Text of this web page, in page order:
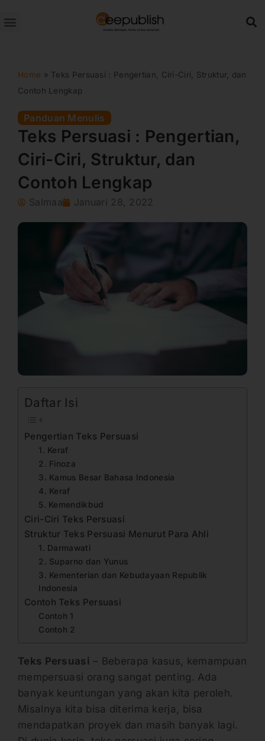
ke
Home » Teks Persuasi : Pengertian, Ciri-Ciri, Struktur, dan
Contoh Lengkap
Panduan Menulis
Teks Persuasi : Pengertian,
Ciri-Ciri, Struktur, dan
Contoh Lengkap
Salmaa Januari 28, 2022
Daftar Isi
Pengertian Teks Persuasi
1. Keraf
2. Finoza
3. Kamus Besar Bahasa Indonesia
4. Keraf
5. Kemendikbud
Ciri-Ciri Teks Persuasi
Struktur Teks Persuasi Menurut Para Ahli
1. Darmawati
2. Suparno dan Yunus
3. Kementerian dan Kebudayaan Republik
Indonesia
Contoh Teks Persuasi
Contoh 1
Contoh 2
Teks Persuasi – Beberapa kasus, kemampuan
mempersuasi orang sangat penting. Ada
banyak keuntungan yang akan kita peroleh.
Misalnya kita bisa diterima kerja, bisa
mendapatkan proyek dan masih banyak lagi.